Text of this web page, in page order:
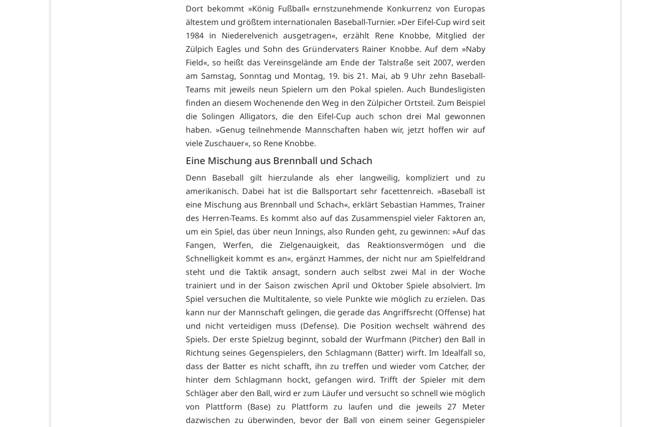
Dort bekommt »König Fußball« ernstzunehmende Konkurrenz von Europas
ältestem und größtem internationalen Baseball-Turnier. »Der Eifel-Cup wird seit
1984 in Niederelvenich ausgetragen«, erzählt Rene Knobbe, Mitglied der
Zülpich Eagles und Sohn des Gründervaters Rainer Knobbe. Auf dem »Naby
Field«, so heißt das Vereinsgelände am Ende der Talstraße seit 2007, werden
am Samstag, Sonntag und Montag, 19. bis 21. Mai, ab 9 Uhr zehn Baseball-
Teams mit jeweils neun Spielern um den Pokal spielen. Auch Bundesligisten
finden an diesem Wochenende den Weg in den Zülpicher Ortsteil. Zum Beispiel
die Solingen Alligators, die den Eifel-Cup auch schon drei Mal gewonnen
haben. »Genug teilnehmende Mannschaften haben wir, jetzt hoffen wir auf
viele Zuschauer«, so Rene Knobbe.
Eine Mischung aus Brennball und Schach
Denn Baseball gilt hierzulande als eher langweilig, kompliziert und zu
amerikanisch. Dabei hat ist die Ballsportart sehr facettenreich. »Baseball ist
eine Mischung aus Brennball und Schach«, erklärt Sebastian Hammes, Trainer
des Herren-Teams. Es kommt also auf das Zusammenspiel vieler Faktoren an,
um ein Spiel, das über neun Innings, also Runden geht, zu gewinnen: »Auf das
Fangen, Werfen, die Zielgenauigkeit, das Reaktionsvermögen und die
Schnelligkeit kommt es an«, ergänzt Hammes, der nicht nur am Spielfeldrand
steht und die Taktik ansagt, sondern auch selbst zwei Mal in der Woche
trainiert und in der Saison zwischen April und Oktober Spiele absolviert. Im
Spiel versuchen die Multitalente, so viele Punkte wie möglich zu erzielen. Das
kann nur der Mannschaft gelingen, die gerade das Angriffsrecht (Offense) hat
und nicht verteidigen muss (Defense). Die Position wechselt während des
Spiels. Der erste Spielzug beginnt, sobald der Wurfmann (Pitcher) den Ball in
Richtung seines Gegenspielers, den Schlagmann (Batter) wirft. Im Idealfall so,
dass der Batter es nicht schafft, ihn zu treffen und wieder vom Catcher, der
hinter dem Schlagmann hockt, gefangen wird. Trifft der Spieler mit dem
Schläger aber den Ball, wird er zum Läufer und versucht so schnell wie möglich
von Plattform (Base) zu Plattform zu laufen und die jeweils 27 Meter
dazwischen zu überwinden, bevor der Ball von einem seiner Gegenspieler